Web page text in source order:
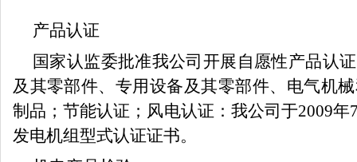
产品认证
国家认监委批准我公司开展自愿性产品认
及其零部件、专用设备及其零部件、电气机
制品；节能认证；风电认证：我公司于2009年
发电机组型式认证证书。